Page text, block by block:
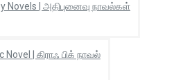
Novels | அதிபுனைவு நாவல்கள்
Novel | கிராஃ பிக் நாவல்